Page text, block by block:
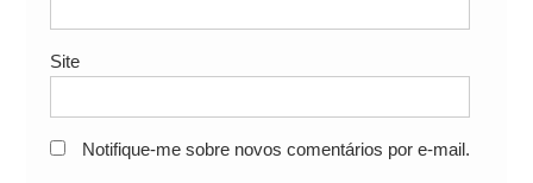
Site
Notifique-me sobre novos comentários por e-mail.